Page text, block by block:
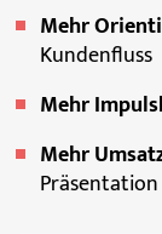
Mehr
Kundenfluss
Mehr
Mehr
Präsentation